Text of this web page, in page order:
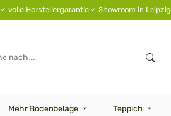
volle Herstellergarantie Showroom in Leipzig
Mehr Bodenbeläge Teppich